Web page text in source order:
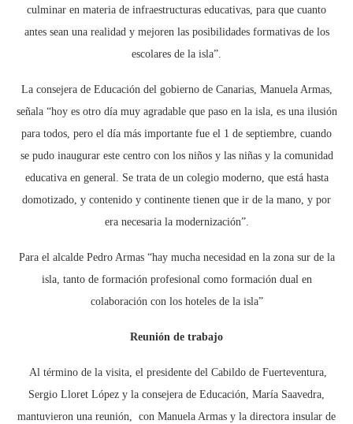
culminar en materia de infraestructuras educativas, para que cuanto
antes sean una realidad y mejoren las posibilidades formativas de los
escolares de la isla”.
La consejera de Educación del gobierno de Canarias, Manuela Armas,
señala “hoy es otro día muy agradable que paso en la isla, es una ilusión
para todos, pero el día más importante fue el 1 de septiembre, cuando
se pudo inaugurar este centro con los niños y las niñas y la comunidad
educativa en general. Se trata de un colegio moderno, que está hasta
domotizado, y contenido y continente tienen que ir de la mano, y por
era necesaria la modernización”.
Para el alcalde Pedro Armas “hay mucha necesidad en la zona sur de la
isla, tanto de formación profesional como formación dual en
colaboración con los hoteles de la isla”
Reunión de trabajo
Al término de la visita, el presidente del Cabildo de Fuerteventura,
Sergio Lloret López y la consejera de Educación, María Saavedra,
mantuvieron una reunión, con Manuela Armas y la directora insular de